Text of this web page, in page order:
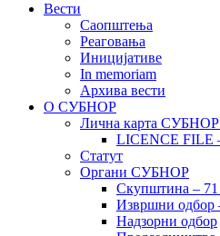
Вести
Саопштења
Реаговања
Иницијативе
In memoriam
Архива вести
О СУБНОР
Лична карта СУБНОР
LICENCE FILE
Статут
Органи СУБНОР
Скупштина – 71
Извршни одбор
Надзорни одбор